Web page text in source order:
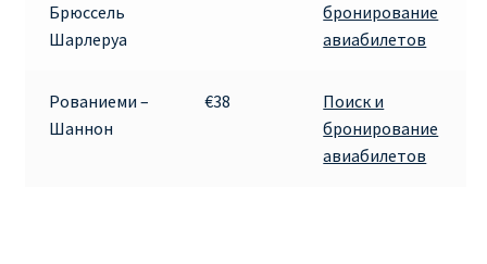
ПРАВИЛА РЕГИСТРАЦИИ
Брюссель
Шарлеруа
бронирование
авиабилетов
Рованиеми –
Шаннон
€38
Поиск и
бронирование
авиабилетов